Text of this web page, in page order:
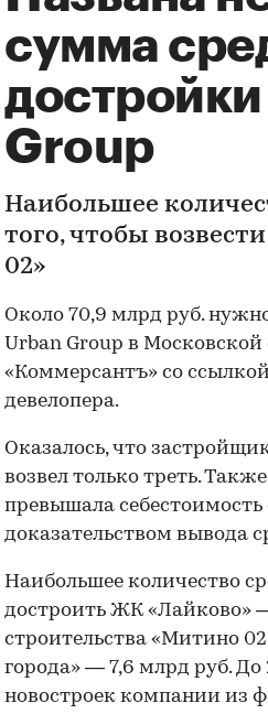
сумма
Group
Наибольшее
того, чтобы
02»
Около 70,9 млрд руб.
Urban Group в Московской
«Коммерсантъ» со
девелопера.
Оказалось, что
возвел только треть.
превышала
доказательством вывода
Наибольшее количество
достроить ЖК «Лайково»
строительства «Митино
города» — 7,6 млрд руб. До
новостроек компании из